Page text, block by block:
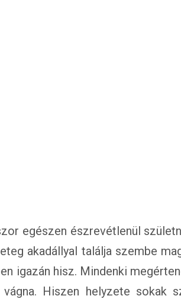
egészen észrevétlenül
akadállyal találja szembe
igazán hisz. Mindenki
Hiszen helyzete sokak